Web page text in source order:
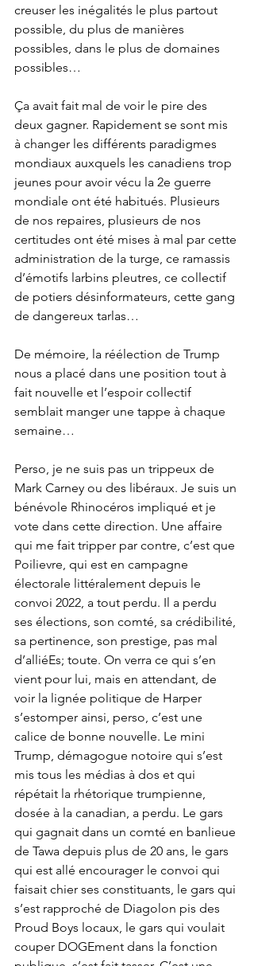
creuser les inégalités le plus partout
possible, du plus de manières
possibles, dans le plus de domaines
possibles…
Ça avait fait mal de voir le pire des
deux gagner. Rapidement se sont mis
à changer les différents paradigmes
mondiaux auxquels les canadiens trop
jeunes pour avoir vécu la 2e guerre
mondiale ont été habitués. Plusieurs
de nos repaires, plusieurs de nos
certitudes ont été mises à mal par cette
administration de la turge, ce ramassis
d’émotifs larbins pleutres, ce collectif
de potiers désinformateurs, cette gang
de dangereux tarlas…
De mémoire, la réélection de Trump
nous a placé dans une position tout à
fait nouvelle et l’espoir collectif
semblait manger une tappe à chaque
semaine…
Perso, je ne suis pas un trippeux de
Mark Carney ou des libéraux. Je suis un
bénévole Rhinocéros impliqué et je
vote dans cette direction. Une affaire
qui me fait tripper par contre, c’est que
Poilievre, qui est en campagne
électorale littéralement depuis le
convoi 2022, a tout perdu. Il a perdu
ses élections, son comté, sa crédibilité,
sa pertinence, son prestige, pas mal
d’alliéEs; toute. On verra ce qui s’en
vient pour lui, mais en attendant, de
voir la lignée politique de Harper
s’estomper ainsi, perso, c’est une
calice de bonne nouvelle. Le mini
Trump, démagogue notoire qui s’est
mis tous les médias à dos et qui
répétait la rhétorique trumpienne,
dosée à la canadian, a perdu. Le gars
qui gagnait dans un comté en banlieue
de Tawa depuis plus de 20 ans, le gars
qui est allé encourager le convoi qui
faisait chier ses constituants, le gars qui
s’est rapproché de Diagolon pis des
Proud Boys locaux, le gars qui voulait
couper DOGEment dans la fonction